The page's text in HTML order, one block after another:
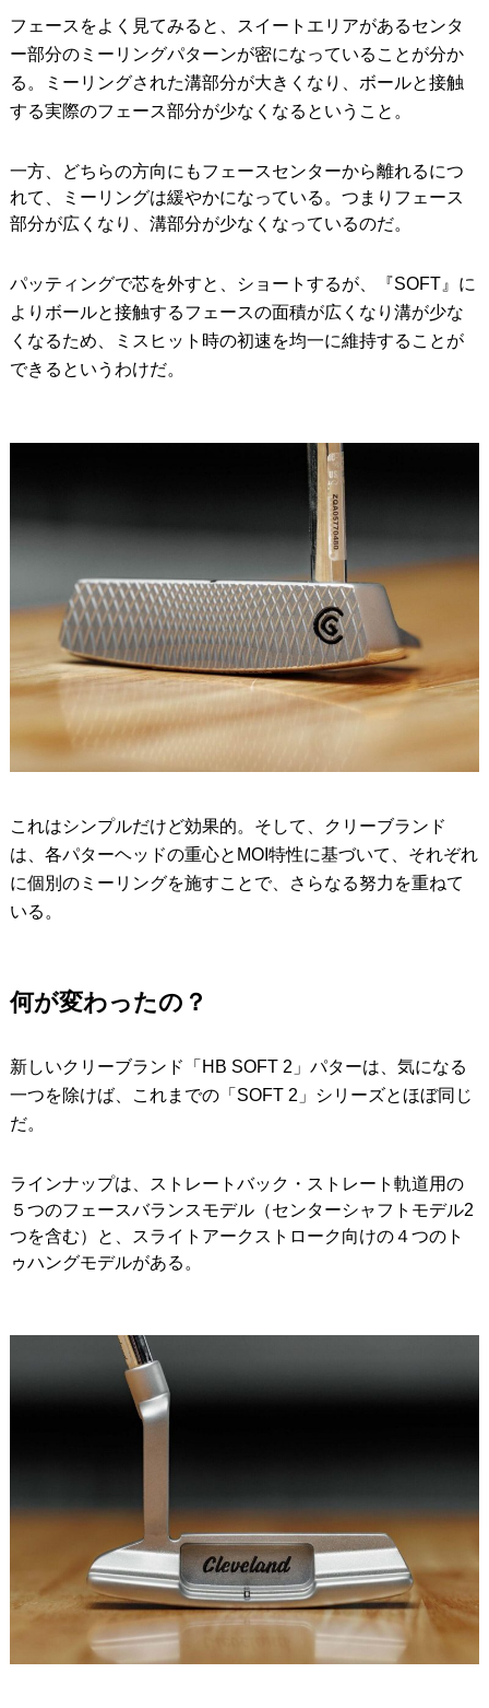
フェースをよく見てみると、スイートエリアがあるセンタ
ー部分のミーリングパターンが密になっていることが分か
る。ミーリングされた溝部分が大きくなり、ボールと接触
する実際のフェース部分が少なくなるということ。
一方、どちらの方向にもフェースセンターから離れるにつ
れて、ミーリングは緩やかになっている。つまりフェース
部分が広くなり、溝部分が少なくなっているのだ。
パッティングで芯を外すと、ショートするが、『SOFT』に
よりボールと接触するフェースの面積が広くなり溝が少な
くなるため、ミスヒット時の初速を均一に維持することが
できるというわけだ。
これはシンプルだけど効果的。そして、クリーブランド
は、各パターヘッドの重心とMOI特性に基づいて、それぞれ
に個別のミーリングを施すことで、さらなる努力を重ねて
いる。
何が変わったの？
新しいクリーブランド「HB SOFT 2」パターは、気になる
一つを除けば、これまでの「SOFT 2」シリーズとほぼ同じ
だ。
ラインナップは、ストレートバック・ストレート軌道用の
５つのフェースバランスモデル（センターシャフトモデル2
つを含む）と、スライトアークストローク向けの４つのト
ゥハングモデルがある。